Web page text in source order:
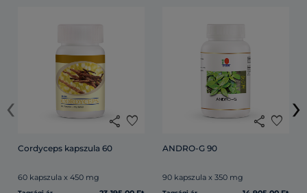
share favorite
Cordyceps kapszula 60
60 kapszula x 450 mg
share favorite
ANDRO-G 90
90 kapszula x 350 mg
‹ ›